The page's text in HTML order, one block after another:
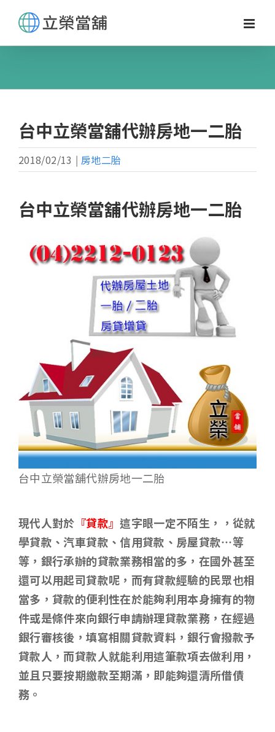
content
台中立榮當舖代辦房地一二胎
2018/02/13 | 房地二胎
台中立榮當舖代辦房地一二胎
台中立榮當舖代辦房地一二胎
現代人對於 『貸款』這字眼一定不陌生，，從就
學貸款、汽車貸款、信用貸款、房屋貸款…等
等，銀行承辦的貸款業務相當的多，在國外甚至
還可以用起司貸款呢，而有貸款經驗的民眾也相
當多，貸款的便利性在於能夠利用本身擁有的物
件或是條件來向銀行申請辦理貸款業務，在經過
銀行審核後，填寫相關貸款資料，銀行會撥款予
貸款人，而貸款人就能利用這筆款項去做利用，
並且只要按期繳款至期滿，即能夠還清所借債
務。